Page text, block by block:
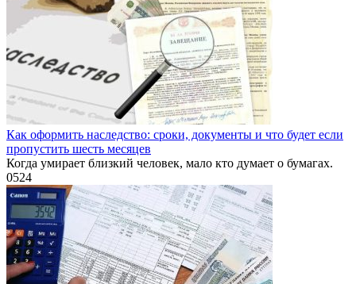
Как оформить наследство: сроки, документы и что будет если
пропустить шесть месяцев
Когда умирает близкий человек, мало кто думает о бумагах.
0524